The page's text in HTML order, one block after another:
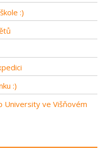
:)
:)
University ve Višňovém